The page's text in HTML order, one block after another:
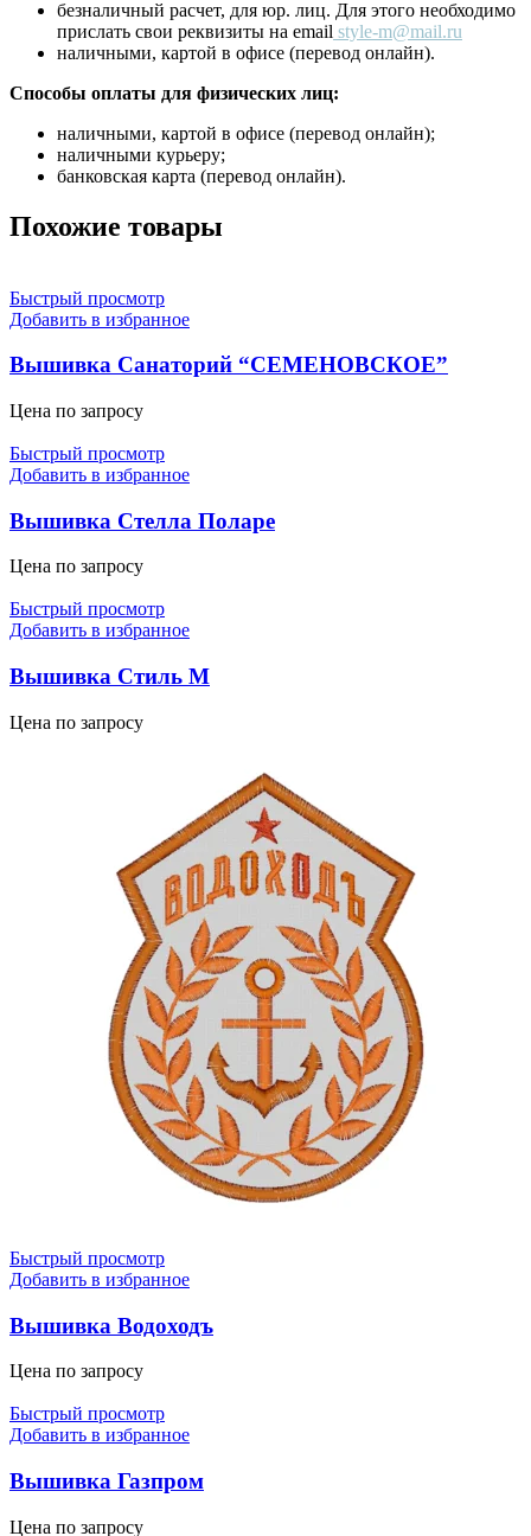
безналичный расчет, для юр. лиц. Для этого необходимо
прислать свои реквизиты на email style-m@mail.ru
наличными, картой в офисе (перевод онлайн).
Способы оплаты для физических лиц:
наличными, картой в офисе (перевод онлайн);
наличными курьеру;
банковская карта (перевод онлайн).
Похожие товары
Быстрый просмотр
Добавить в избранное
Вышивка Санаторий “СЕМЕНОВСКОЕ”
Цена по запросу
Быстрый просмотр
Добавить в избранное
Вышивка Стелла Поларе
Цена по запросу
Быстрый просмотр
Добавить в избранное
Вышивка Стиль М
Цена по запросу
Быстрый просмотр
Добавить в избранное
Вышивка Водоходъ
Цена по запросу
Быстрый просмотр
Добавить в избранное
Вышивка Газпром
Цена по запросу